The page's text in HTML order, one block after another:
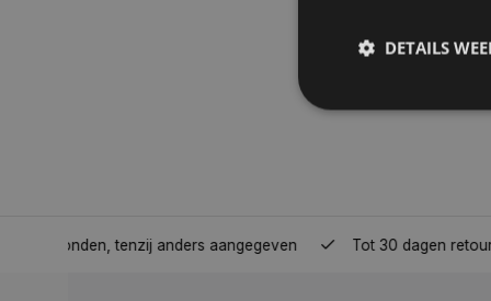
tenzij anders aangegeven Tot 30 dagen retour sturen.
DETAILS
Naam